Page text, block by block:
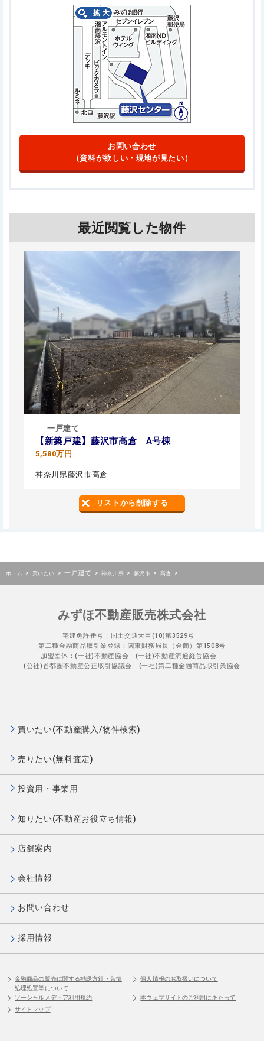
お問い合わせ
（資料が欲しい・現地が見たい）
最近閲覧した物件
一戸建て
【新築戸建】藤沢市高倉 A号棟
5,580万円
神奈川県藤沢市高倉
リストから削除する
ホーム > 買いたい > 一戸建て > 神奈川県 > 藤沢市 > 高倉 >
みずほ不動産販売株式会社
宅建免許番号：国土交通大臣(10)第3529号
第二種金融商品取引業登録：関東財務局長（金商）第1508号
加盟団体：(一社)不動産協会 (一社)不動産流通経営協会
(公社)首都圏不動産公正取引協議会 (一社)第二種金融商品取引業協会
買いたい(不動産購入/物件検索)
売りたい(無料査定)
投資用・事業用
知りたい(不動産お役立ち情報)
店舗案内
会社情報
お問い合わせ
採用情報
金融商品の販売に関する勧誘方針・苦情
処理処置等について
個人情報のお取扱いについて
ソーシャルメディア利用規約
本ウェブサイトのご利用にあたって
サイトマップ